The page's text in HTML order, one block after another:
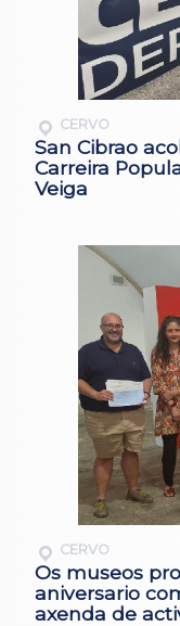
CERVO
San Cibrao
Carreira
Veiga
CERVO
Os museos
aniversario
axenda de